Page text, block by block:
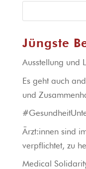
Jüngste
Ausstellung und
Es geht auch
und
Ärzt:innen sind
verpflichtet, zu
Medical